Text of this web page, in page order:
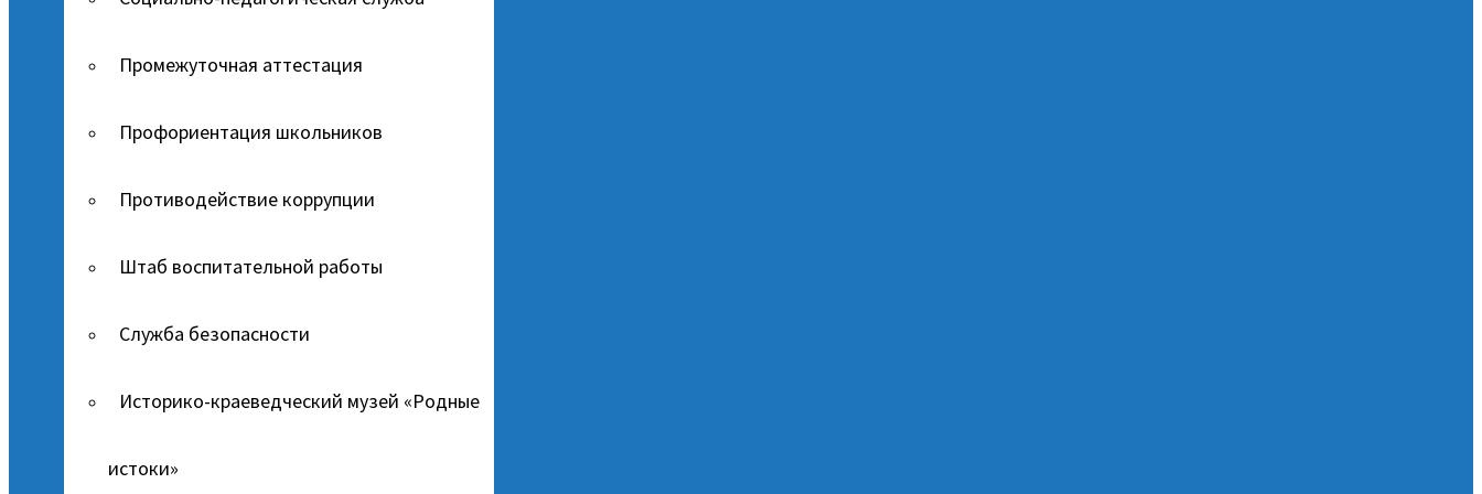
Промежуточная аттестация
Профориентация школьников
Противодействие коррупции
Штаб воспитательной работы
Служба безопасности
Историко-краеведческий музей «Родные
истоки»